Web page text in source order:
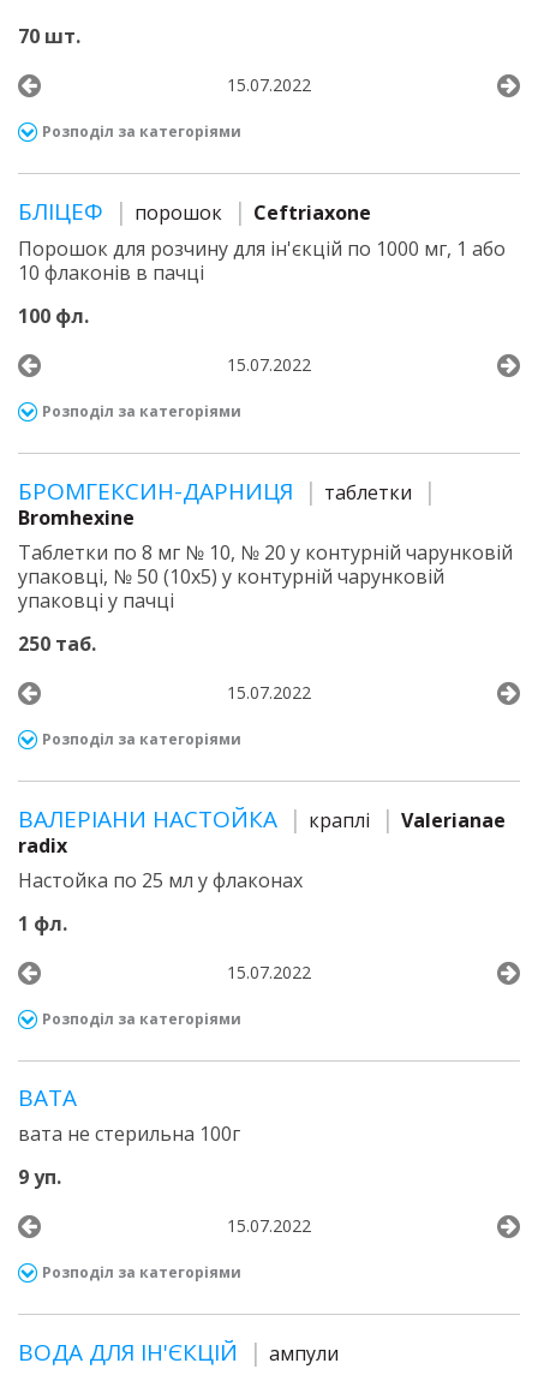
70 шт.
15.07.2022
Розподіл за категоріями
БЛІЦЕФ порошок
Ceftriaxone
Порошок для розчину для ін'єкцій по 1000 мг, 1 або
10 флаконів в пачці
100 фл.
15.07.2022
Розподіл за категоріями
БРОМГЕКСИН-ДАРНИЦЯ
таблетки
Bromhexine
Таблетки по 8 мг № 10, № 20 у контурній чарунковій
упаковці, № 50 (10х5) у контурній чарунковій
упаковці у пачці
250 таб.
15.07.2022
Розподіл за категоріями
ВАЛЕРІАНИ НАСТОЙКА краплі
Valerianae
radix
Настойка по 25 мл у флаконах
1 фл.
15.07.2022
Розподіл за категоріями
ВАТА
вата не стерильна 100г
9 уп.
15.07.2022
Розподіл за категоріями
ВОДА ДЛЯ ІН'ЄКЦІЙ
ампули